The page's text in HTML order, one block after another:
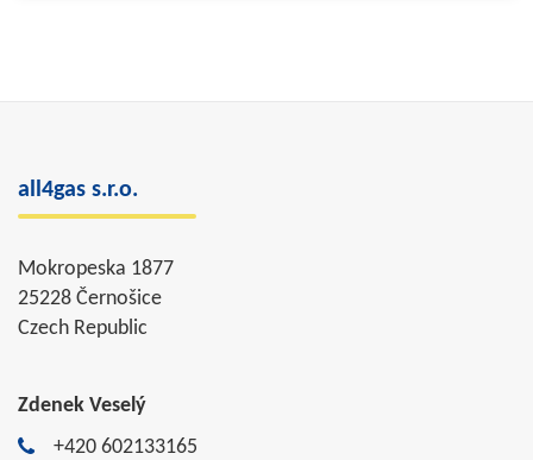
all4gas s.r.o.
Mokropeska 1877
25228 Černošice
Czech Republic
Zdenek Veselý
+420 602133165